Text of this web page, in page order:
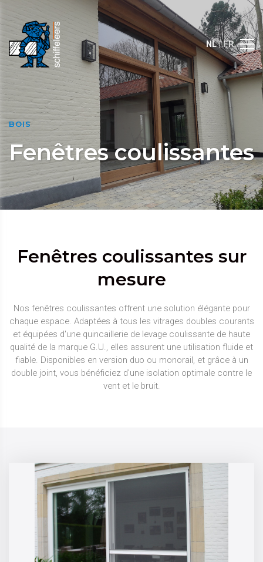
NL| FR
BOIS
Fenêtres coulissantes
Fenêtres coulissantes sur
mesure
Nos fenêtres coulissantes offrent une solution élégante pour
chaque espace. Adaptées à tous les vitrages doubles courants
et équipées d'une quincaillerie de levage coulissante de haute
qualité de la marque G.U., elles assurent une utilisation fluide et
fiable. Disponibles en version duo ou monorail, et grâce à un
double joint, vous bénéficiez d'une isolation optimale contre le
vent et le bruit.